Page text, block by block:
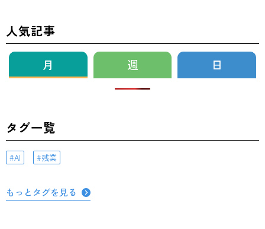
人気記事
月 週 日
タグ一覧
AI 残業
もっとタグを見る